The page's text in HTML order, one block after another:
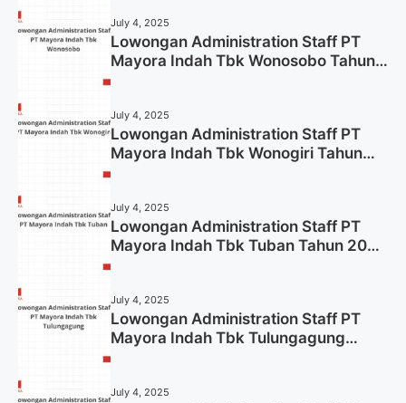
July 4, 2025
Lowongan Administration Staff PT
Mayora Indah Tbk Wonosobo Tahun
July 4, 2025
Lowongan Administration Staff PT
Mayora Indah Tbk Wonogiri Tahun
July 4, 2025
Lowongan Administration Staff PT
Mayora Indah Tbk Tuban Tahun 2025
July 4, 2025
Lowongan Administration Staff PT
Mayora Indah Tbk Tulungagung
July 4, 2025